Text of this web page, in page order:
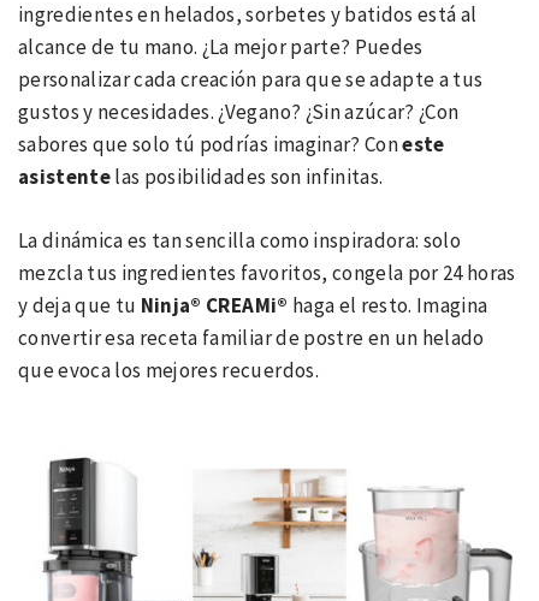
ingredientes en helados, sorbetes y batidos está al
alcance de tu mano. ¿La mejor parte? Puedes
personalizar cada creación para que se adapte a tus
gustos y necesidades. ¿Vegano? ¿Sin azúcar? ¿Con
sabores que solo tú podrías imaginar? Coneste
asistentelas posibilidades son infinitas.
La dinámica es tan sencilla como inspiradora: solo
mezcla tus ingredientes favoritos, congela por 24 horas
y deja que tu Ninja® CREAMi® haga el resto. Imagina
convertir esa receta familiar de postre en un helado
que evoca los mejores recuerdos.